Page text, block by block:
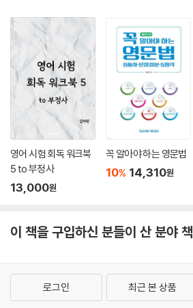
영어 시험 회독 워크북
5 to 부정사
13,000원
꼭 알아야 하는 영문법
10% 14,310원
이 책을 구입하신 분들이 산 분야 책
로그인 최근 본 상품